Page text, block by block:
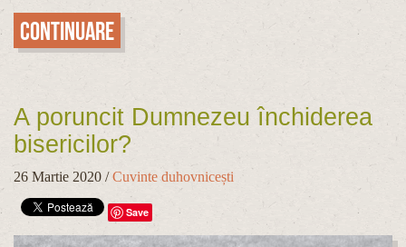
Continuare
A poruncit Dumnezeu închiderea
bisericilor?
26 Martie 2020 /Cuvinte duhovnicești
Save